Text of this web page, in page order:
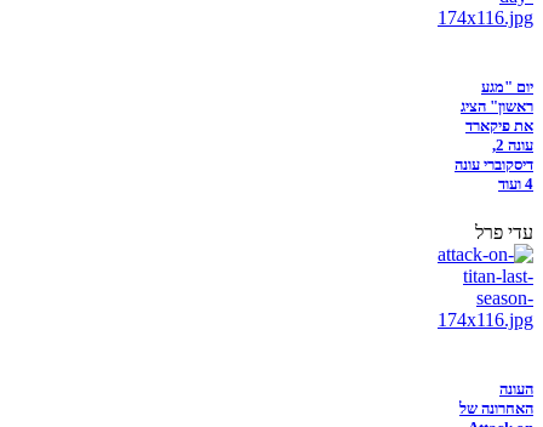
יום "מגע
ראשון" הציג
את פיקארד
עונה 2,
דיסקוברי עונה
4 ועוד
עדי פרל
העונה
האחרונה של